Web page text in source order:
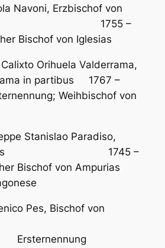
Navoni, Erzbischof von
1755 –
von Iglesias
Orihuela Valderrama,
in partibus 1767 –
Weihbischof von
Stanislao Paradiso,
Ales 1745 –
von Ampurias
Pes, Bischof von